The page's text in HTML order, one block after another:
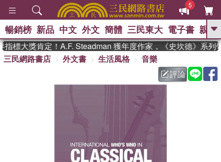
5
GO
熱搜： 東野圭吾 、
父親節 、 花開錦
方念華 、 台灣的
數學女孩：黎曼猜想
偉大的迷走神經
暢銷榜 新品 中文 外文 簡體 三民東大 電子書 親子
標大獎肯定！A.F. Steadman 獲年度作家，《史坎德》系列帶
三民網路書店
外文書 生活風格
音樂
評論